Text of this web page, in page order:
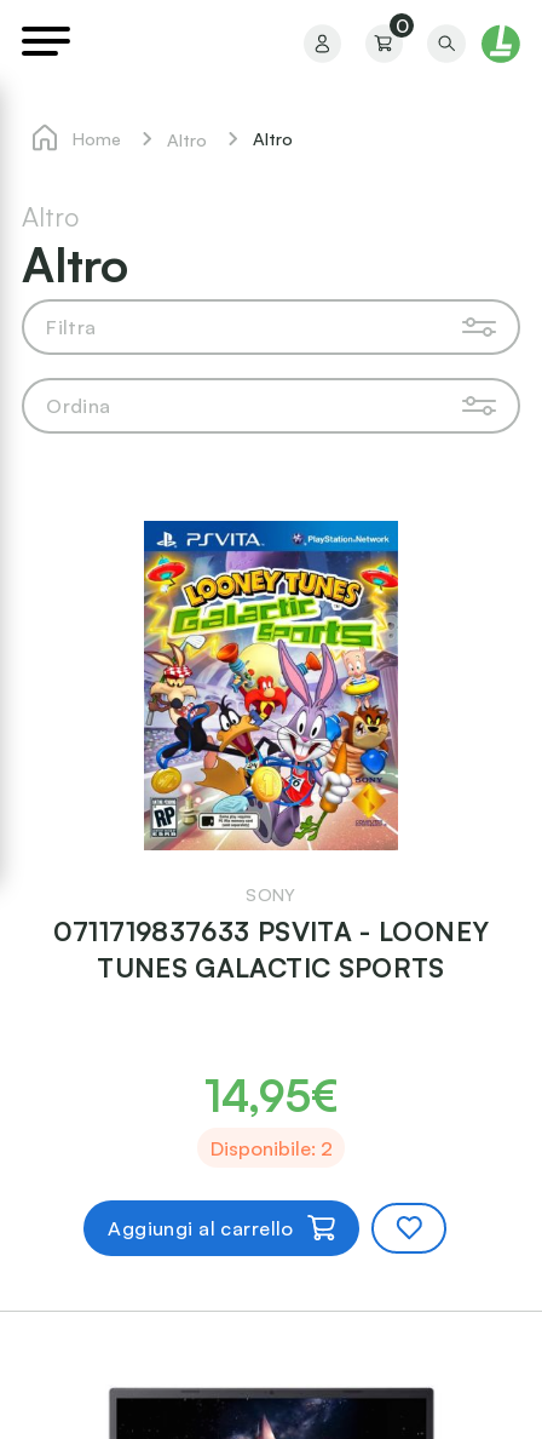
Il mio profilo
I miei ordini
I miei preferiti
0
Home Altro Altro
Altro
Altro
Filtra
Ordina
SONY
0711719837633 PSVITA - LOONEY
TUNES GALACTIC SPORTS
14,95€
Disponibile: 2
Aggiungi al carrello